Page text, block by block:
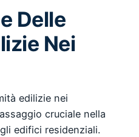
Delle
Nei
edilizie nei
cruciale nella
edifici residenziali.